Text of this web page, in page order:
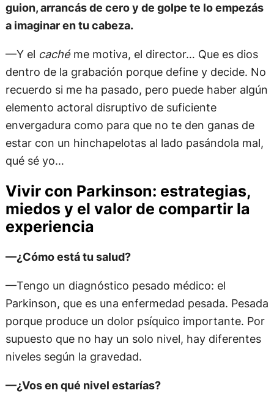
guion, arrancás de cero y de golpe te lo empezás
a imaginar en tu cabeza.
—Y el cachéme motiva, el director… Que es dios
dentro de la grabación porque define y decide. No
recuerdo si me ha pasado, pero puede haber algún
elemento actoral disruptivo de suficiente
envergadura como para que no te den ganas de
estar con un hinchapelotas al lado pasándola mal,
qué sé yo…
Vivir con Parkinson: estrategias,
miedos y el valor de compartir la
experiencia
—¿Cómo está tu salud?
—Tengo un diagnóstico pesado médico: el
Parkinson, que es una enfermedad pesada. Pesada
porque produce un dolor psíquico importante. Por
supuesto que no hay un solo nivel, hay diferentes
niveles según la gravedad.
—¿Vos en qué nivel estarías?